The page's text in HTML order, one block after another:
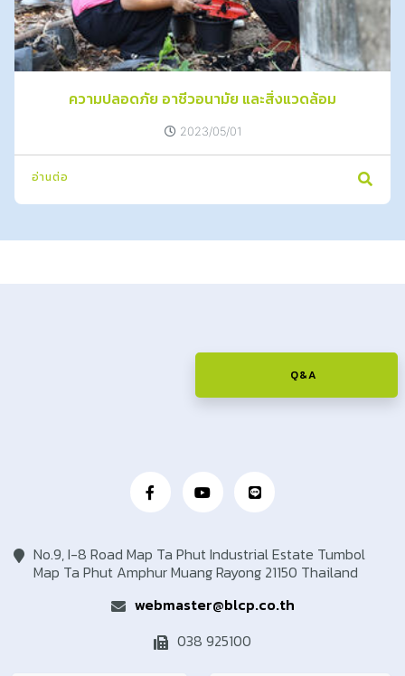
ความปลอดภัย อาชีวอนามัย และสิ่งแวดล้อม
2023/05/01
อ่านต่อ
Q&A
No.9, I-8 Road Map Ta Phut Industrial Estate Tumbol
Map Ta Phut Amphur Muang Rayong 21150 Thailand
webmaster@blcp.co.th
038 925100